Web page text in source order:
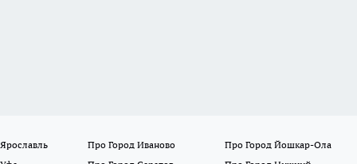
Про Город Иваново
Про Город Йошкар-Ола